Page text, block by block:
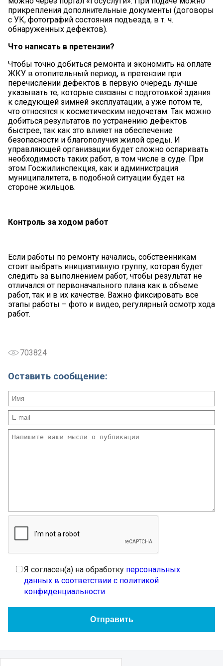
прикрепления дополнительные документы (договоры
с УК, фотографий состояния подъезда, в т. ч.
обнаруженных дефектов).
Что написать в претензии?
Чтобы точно добиться ремонта и экономить на оплате
ЖКУ в отопительный период, в претензии при
перечислении дефектов в первую очередь лучше
указывать те, которые связаны с подготовкой здания
к следующей зимней эксплуатации, а уже потом те,
что относятся к косметическим недочетам. Так можно
добиться результатов по устранению дефектов
быстрее, так как это влияет на обеспечение
безопасности и благополучия жилой среды. И
управляющей организации будет сложно оспаривать
необходимость таких работ, в том числе в суде. При
этом Госжилинспекция, как и администрация
муниципалитета, в подобной ситуации будет на
стороне жильцов.
Контроль за ходом работ
Если работы по ремонту начались, собственникам
стоит выбрать инициативную группу, которая будет
следить за выполнением работ, чтобы результат не
отличался от первоначального плана как в объеме
работ, так и в их качестве. Важно фиксировать все
этапы работы – фото и видео, регулярный осмотр хода
работ.
703824
Оставить сообщение:
Я согласен(а) на обработку персональных
данных в соответствии с политикой
конфиденциальности